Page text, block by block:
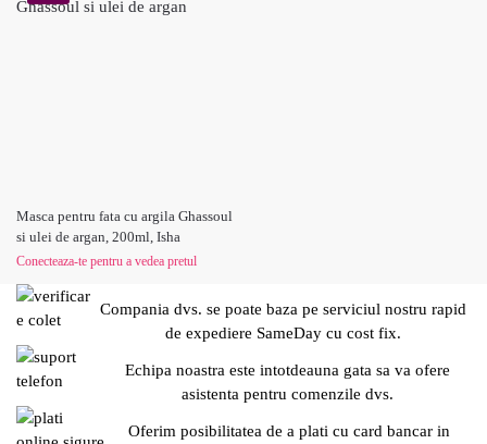
Masca pentru fata cu argila Ghassoul
si ulei de argan, 200ml, Isha
Conecteaza-te pentru a vedea pretul
Compania dvs. se poate baza pe serviciul nostru rapid
de expediere SameDay cu cost fix.
Echipa noastra este intotdeauna gata sa va ofere
asistenta pentru comenzile dvs.
Oferim posibilitatea de a plati cu card bancar in